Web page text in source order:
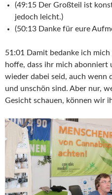
(49:15 Der Großteil ist
jedoch leicht.)
(50:13 Danke für eure
51:01 Damit bedanke ich
hoffe, dass ihr mich abonniert
wieder dabei seid, auch wenn
und unschön sind. Aber nur,
Gesicht schauen, können wir